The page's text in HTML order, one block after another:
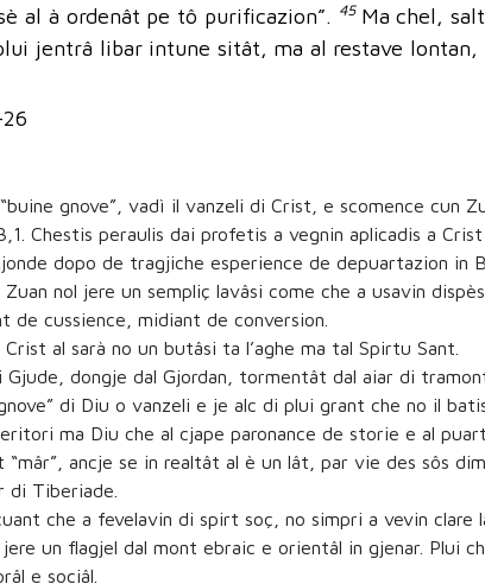
al à ordenât pe tô purificazion”. 45 Ma chel,
jentrâ libar intune sitât, ma al restave
gnove”, vadì il vanzeli di Crist, e scomence cun
Chestis peraulis dai profetis a vegnin aplicadis a
dopo de tragjiche esperience de depuartazion in
nol jere un sempliç lavâsi come che a usavin
de cussience, midiant de conversion.
al sarà no un butâsi ta l’aghe ma tal Spirtu Sant.
dongje dal Gjordan, tormentât dal aiar di
di Diu o vanzeli e je alc di plui grant che no il
ma Diu che al cjape paronance de storie e al
“mâr”, ancje se in realtât al è un lât, par vie des sôs
di Tiberiade.
che a fevelavin di spirt soç, no simpri a vevin clare
un flagjel dal mont ebraic e orientâl in gjenar. Plui
e sociâl.